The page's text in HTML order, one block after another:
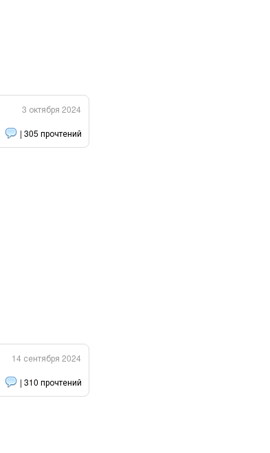
3 октября 2024
| 305 прочтений
14 сентября 2024
| 310 прочтений